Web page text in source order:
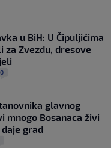
u BiH: U Čipuljićima
za Zvezdu, dresove
0
glavnog
mnogo Bosanaca živi
grad